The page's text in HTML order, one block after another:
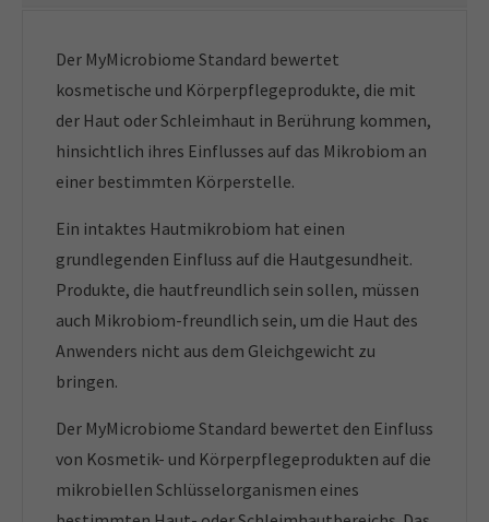
Der MyMicrobiome Standard bewertet
kosmetische und Körperpflegeprodukte, die mit
der Haut oder Schleimhaut in Berührung kommen,
hinsichtlich ihres Einflusses auf das Mikrobiom an
einer bestimmten Körperstelle.
Ein intaktes Hautmikrobiom hat einen
grundlegenden Einfluss auf die Hautgesundheit.
Produkte, die hautfreundlich sein sollen, müssen
auch Mikrobiom-freundlich sein, um die Haut des
Anwenders nicht aus dem Gleichgewicht zu
bringen.
Der MyMicrobiome Standard bewertet den Einfluss
von Kosmetik- und Körperpflegeprodukten auf die
mikrobiellen Schlüsselorganismen eines